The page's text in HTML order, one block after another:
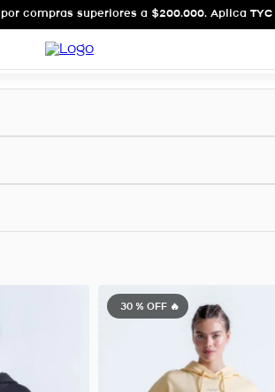
compras superiores a $200.000. Aplica TYC
30 % OFF 🔥